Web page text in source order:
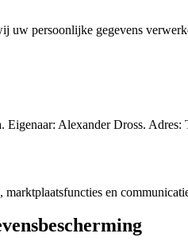
persoonlijke gegevens
Eigenaar: Alexander Dross.
en